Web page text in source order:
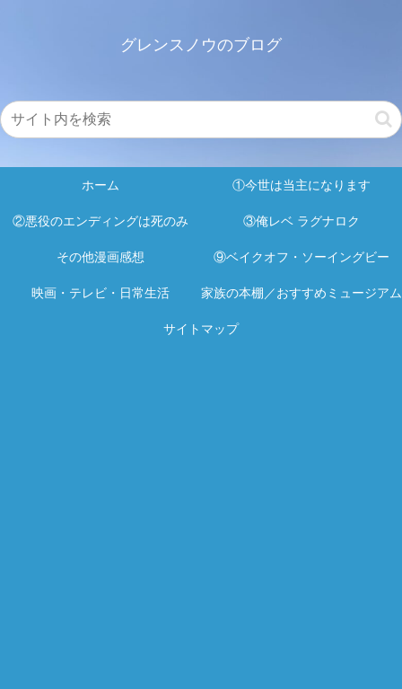
グレンスノウのブログ
ホーム ①今世は当主になります
②悪役のエンディングは死のみ ③俺レベ ラグナロク
その他漫画感想 ⑨ベイクオフ・ソーイングビー
映画・テレビ・日常生活 家族の本棚／おすすめミュージアム
サイトマップ